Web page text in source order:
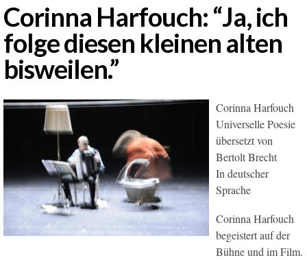
Corinna Harfouch: “Ja, ich
folge diesen kleinen alten
bisweilen.”
Corinna Harfouch
Universelle Poesie
übersetzt von
Bertolt Brecht
In deutscher
Sprache
Corinna Harfouch
begeistert auf der
Bühne und im Film.